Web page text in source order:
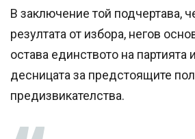
В заключение той подчертава,
резултата от избора, негов
остава единството на партията
десницата за предстоящите
предизвикателства.